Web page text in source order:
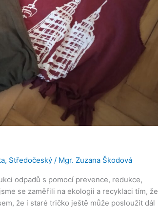
, Středočeský / Mgr. Zuzana Škodová
odpadů s pomocí prevence, redukce,
se zaměřili na ekologii a recyklaci tím, že
že i staré tričko ještě může posloužit dál